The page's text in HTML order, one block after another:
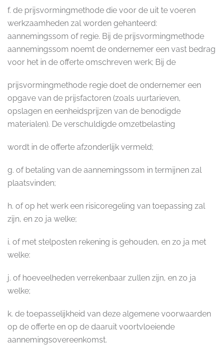
f. de prijsvormingmethode die voor de uit te voeren
werkzaamheden zal worden gehanteerd:
aannemingssom of regie. Bij de prijsvormingmethode
aannemingssom noemt de ondernemer een vast bedrag
voor het in de offerte omschreven werk; Bij de
prijsvormingmethode regie doet de ondernemer een
opgave van de prijsfactoren (zoals uurtarieven,
opslagen en eenheidsprijzen van de benodigde
materialen). De verschuldigde omzetbelasting
wordt in de offerte afzonderlijk vermeld;
g. of betaling van de aannemingssom in termijnen zal
plaatsvinden;
h. of op het werk een risicoregeling van toepassing zal
zijn, en zo ja welke;
i. of met stelposten rekening is gehouden, en zo ja met
welke:
j. of hoeveelheden verrekenbaar zullen zijn, en zo ja
welke;
k. de toepasselijkheid van deze algemene voorwaarden
op de offerte en op de daaruit voortvloeiende
aannemingsovereenkomst.